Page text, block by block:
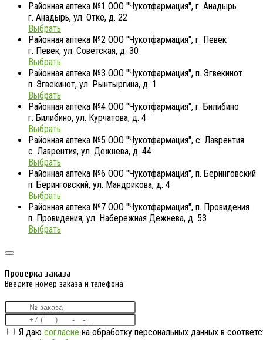
Районная аптека №1 ООО "Чукотфармация", г. Анадырь
г. Анадырь, ул. Отке, д. 22
Выбрать
Районная аптека №2 ООО "Чукотфармация", г. Певек
г. Певек, ул. Советская, д. 30
Выбрать
Районная аптека №3 ООО "Чукотфармация", п. Эгвекинот
п. Эгвекинот, ул. Рынтыргина, д. 1
Выбрать
Районная аптека №4 ООО "Чукотфармация", г. Билибино
г. Билибино, ул. Курчатова, д. 4
Выбрать
Районная аптека №5 ООО "Чукотфармация", с. Лаврентия
с. Лаврентия, ул. Дежнева, д. 44
Выбрать
Районная аптека №6 ООО "Чукотфармация", п. Беринговский
п. Беринговский, ул. Мандрикова, д. 4
Выбрать
Районная аптека №7 ООО "Чукотфармация", п. Провидения
п. Провидения, ул. Набережная Дежнева, д. 53
Выбрать
Проверка заказа
Введите номер заказа и телефона
Я даю согласие на обработку персональных данных в